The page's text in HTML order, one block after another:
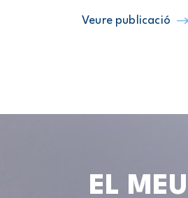
Veure publicació
EL